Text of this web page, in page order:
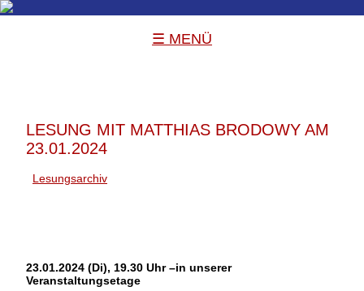
☰ MENÜ
LESUNG MIT MATTHIAS BRODOWY AM
23.01.2024
Lesungsarchiv
23.01.2024 (Di), 19.30 Uhr –in unserer
Veranstaltungsetage